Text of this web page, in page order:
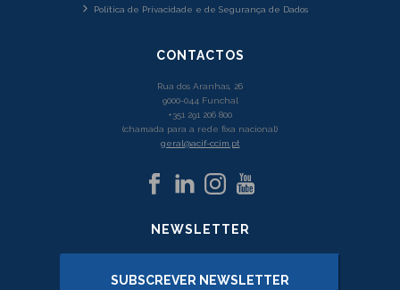
Política de Privacidade e de Segurança de Dados
CONTACTOS
Rua dos Aranhas, 26
9000-044 Funchal
+351 291 206 800
(chamada para a rede fixa nacional)
geral@acif-ccim.pt
NEWSLETTER
SUBSCREVER NEWSLETTER